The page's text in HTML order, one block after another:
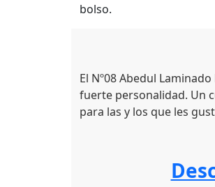
bolso.
El Nº08 Abedul
fuerte personalidad. Un
para las y los que les